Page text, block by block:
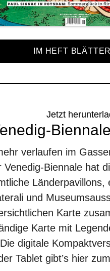
IM HEFT
Jetzt
verlaufen im
Venedig-Biennale hat
Länderpavillons,
und
Karte
Karte mit
digitale
Tablet gibt’s hier